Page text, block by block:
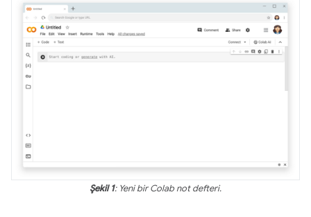
Şekil 1: Yeni bir Colab not defteri.